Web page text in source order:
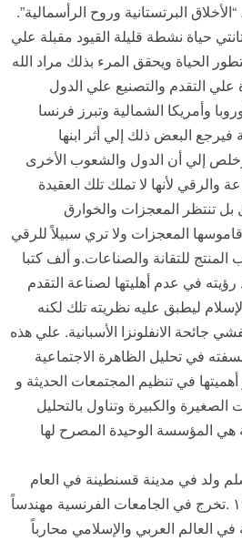
١٩٠٥بعنوان، “الأخلاق البرتستانية وروح الرأسمالية”.
حياة نشطة قليلة القيود مقبلة علي
الحياة ويحقق المرء بذلك مراد الله
التقدم والتصنيع علي الدول
وأمريكا الشمالية وتبرز فرنسا
فيرجع البعض ذلك إلي أثر ابنها
إلي أن الدول والشعوب الأخرى
والرقي لأنها لا تملك تلك العقيدة
بل تنتظر المعجزات والخوارق
المعجزات ولا تري سبيلاً للرقي
المنتج للتقانة والصناعات.و ألف كتبا
رؤيته في عدم أهليتها لصناعة التقدم
ليطبق عليه نظريته تلك لكنه
جائحة الانفلونزا الأسبانية. علي هذه
في تحليل الظاهرة الاجتماعية
في تنظيم المجتمعات الحديثة و
والكبيرة وتناول بالتحليل
هي المؤسسة الوحيدة المصرح لها
ولد في مدينة قسنطينة في العام
١٩٠٥ وتوفي في العام ١٩٧٣ .تخرج في الجامعات الفرنسية مهندساً
في العالم العربي والإسلامي محارباً